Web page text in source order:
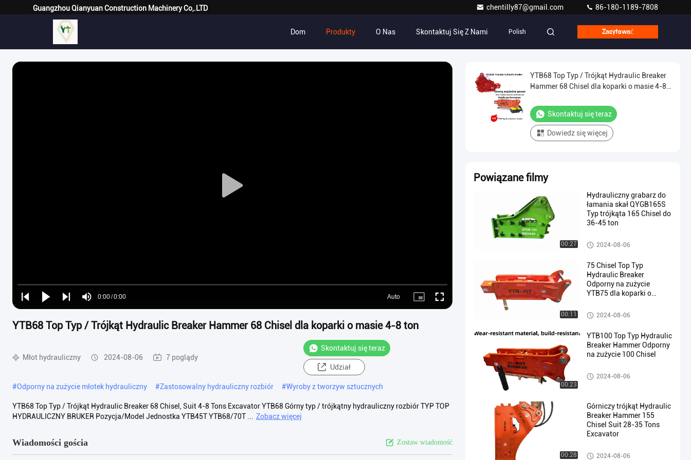
Guangzhou Qianyuan Construction Machinery Co,.LTD chentilly87@gmail.com 86-180-1189-7808
Dom Produkty O Nas Skontaktuj Się Z Nami Polish Zacytować
Play
Play
Play
Play
Mute
Time
0:00/0:00
Loaded:
0%
Auto
Picture- Fullscreen
YTB68 Top Typ / Trójkąt Hydraulic Breaker Hammer 68 Chisel dla koparki o masie 4-8 ton
Młot hydrauliczny 2024-08-06 7 poglądy
Skontaktuj się teraz
Udział
#Odporny na zużycie młotek hydrauliczny #Zastosowalny hydrauliczny rozbiór #Wyroby z tworzyw sztucznych
YTB68 Top Typ / Trójkąt Hydraulic Breaker 68 Chisel, Suit 4-8 Tons Excavator YTB68 Górny typ / trójkątny hydrauliczny rozbiór TYP TOP
HYDRAULICZNY BRUKER Pozycja/Model Jednostka YTB45T YTB68/70T ... Zobacz więcej
Wiadomości gościa Zostaw wiadomość
YTB68 Top Typ / Trójkąt Hydraulic Breaker
Hammer 68 Chisel dla koparki o masie 4-8
Skontaktuj się teraz
Dowiedz się więcej
Powiązane filmy
00:27
Hydrauliczny grabarz do
łamania skał QYGB165S
Typ trójkąta 165 Chisel do
36-45 ton
Młot hydrauliczny
2024-08-06
00:11
75 Chisel Top Typ
Hydraulic Breaker
Odporny na zużycie
YTB75 dla koparki o
Młot hydrauliczny
2024-08-06
00:23
YTB100 Top Typ Hydraulic
Breaker Hammer Odporny
na zużycie 100 Chisel
Młot hydrauliczny
2024-08-06
00:28
Górniczy trójkąt Hydraulic
Breaker Hammer 155
Chisel Suit 28-35 Tons
Excavator
Młot hydrauliczny
2024-08-06